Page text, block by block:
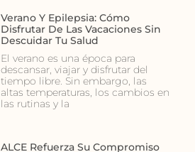
Verano Y Epilepsia: Cómo
Disfrutar De Las Vacaciones Sin
Descuidar Tu Salud
El verano es una época para
descansar, viajar y disfrutar del
tiempo libre. Sin embargo, las
altas temperaturas, los cambios en
las rutinas y la
ALCE Refuerza Su Compromiso